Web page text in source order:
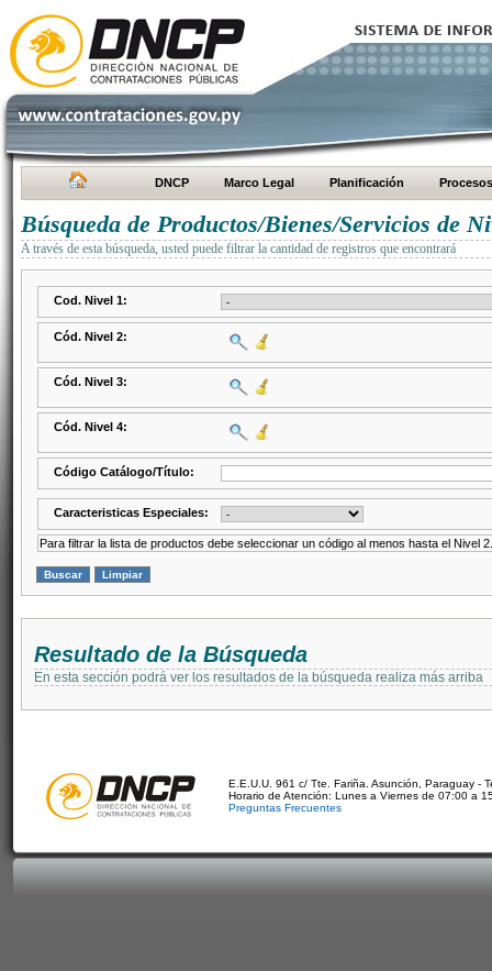
DNCP Marco Legal Planificación Procesos
Búsqueda de Productos/Bienes/Servicios de
A través de esta búsqueda, usted puede filtrar la cantidad de registros que encontrará
Cod. Nivel 1:
Cód. Nivel 2:
Cód. Nivel 3:
Cód. Nivel 4:
Código Catálogo/Título:
Caracteristicas Especiales:
Para filtrar la lista de productos debe seleccionar un código al menos hasta el Nivel 2.
Resultado de la Búsqueda
En esta sección podrá ver los resultados de la búsqueda realiza más arriba
E.E.U.U. 961 c/ Tte. Fariña. Asunción, Paraguay -
Horario de Atención: Lunes a Viernes de 07:00 a
Preguntas Frecuentes